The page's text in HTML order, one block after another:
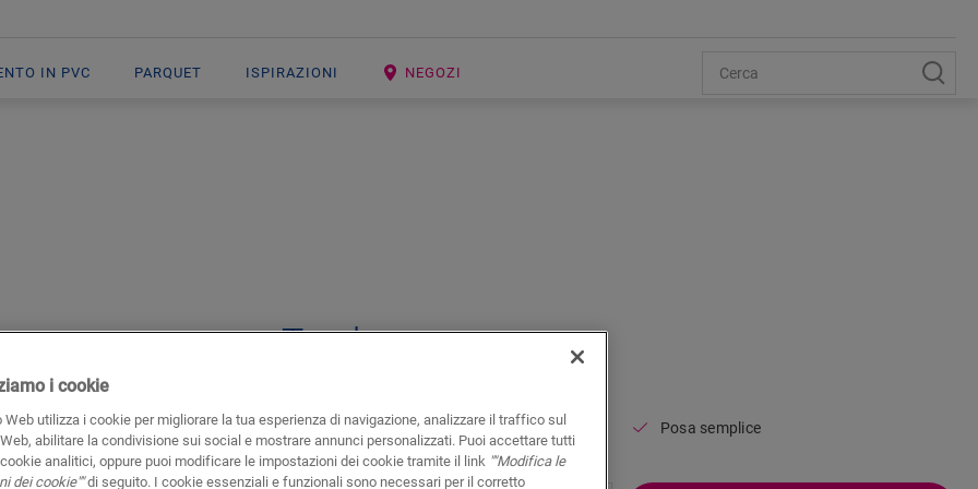
IN PVC PARQUET ISPIRAZIONI NEGOZI
Track
In combinazione con battiscopa Posa semplice
i cookie
Web utilizza i cookie per migliorare la tua esperienza di navigazione, analizzare il traffico sul
abilitare la condivisione sui social e mostrare annunci personalizzati. Puoi accettare tutti
analitici, oppure puoi modificare le impostazioni dei cookie tramite il link ""Modifica le
dei cookie""di seguito. I cookie essenziali e funzionali sono necessari per il corretto